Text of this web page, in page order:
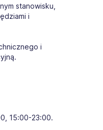
stanowisku,
i
i
15:00-23:00.